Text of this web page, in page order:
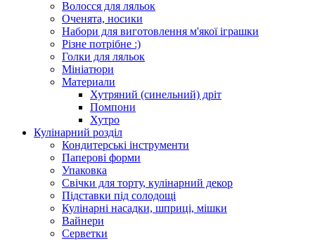
Волосся для ляльок
Оченята, носики
Набори для виготовлення м'якої іграшки
Різне потрібне :)
Голки для ляльок
Мініатюри
Материали
Хутряний (синельний) дріт
Помпони
Хутро
Кулінарний розділ
Кондитерські інструменти
Паперові форми
Упаковка
Свічки для торту, кулінарний декор
Підставки під солодощі
Кулінарні насадки, шприці, мішки
Вайнери
Серветки